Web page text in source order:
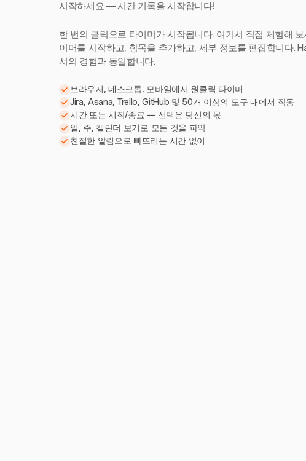
시작하세요 — 시간 기록을 시작합니다!
한 번의 클릭으로 타이머가 시작됩니다. 여기서 직접 체험해
이머를 시작하고, 항목을 추가하고, 세부 정보를 편집합니다.
서의 경험과 동일합니다.
브라우저, 데스크톱, 모바일에서 원클릭 타이머
Jira, Asana, Trello, GitHub 및 50개 이상의 도구 내에서 작동
시간 또는 시작/종료 — 선택은 당신의 몫
일, 주, 캘린더 보기로 모든 것을 파악
친절한 알림으로 빠뜨리는 시간 없이